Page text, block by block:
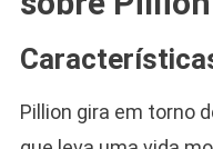
Pillion gira em torno